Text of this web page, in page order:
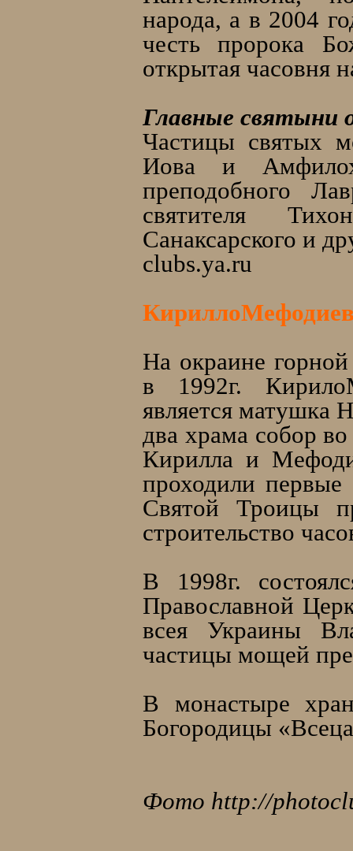
народа, а в 2004
честь пророка
открытая часовня
Главные святыни
Частицы святых
Иова и
преподобного
святителя
Санаксарского и
clubs.ya.ru
На окраине
в 1992г.
является матушка
два храма собор
Кирилла и
проходили первые
Святой Троицы
строительство
В 1998г.
Православной
всея Украины
частицы мощей
В монастыре
Богородицы
Фото http://